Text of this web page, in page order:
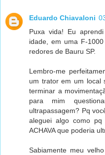
Eduardo Chiavaloni
Puxa vida! Eu
idade, em uma F-
redores de Bauru SP.
Lembro-me
um trator em um local
terminar a
para mim
ultrapassagem? Pq
aleguei algo como
ACHAVA que poderia
Sabiamente meu